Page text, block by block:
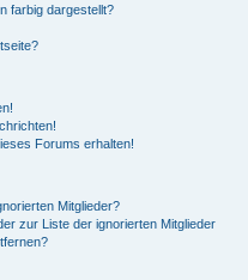
farbig dargestellt?
Forums erhalten!
Mitglieder?
zur Liste der ignorierten Mitglieder